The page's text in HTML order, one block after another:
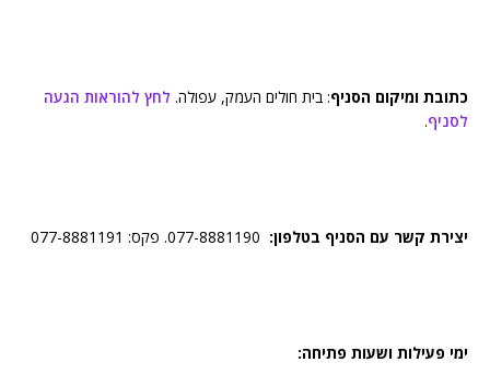
כתובת ומיקום הסניף: בית חולים העמק, עפולה. לחץ להוראות הגעה
לסניף.
יצירת קשר עם הסניף בטלפון:
ימי פעילות ושעות פתיחה: